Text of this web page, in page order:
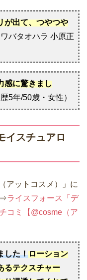
が出て、つやつや
ワバタオハラ 小原正
感に驚きまし
5年/50歳・女性）
イスチュアロ
アットコスメ）」に
⇒ライスフォース「デ
コミ【@cosme（ア
した！ローション
るテクスチャー